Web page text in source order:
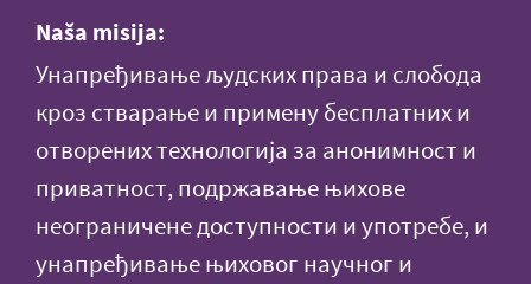
Naša misija:
Унапређивање људских права и слобода
кроз стварање и примену бесплатних и
отворених технологија за анонимност и
приватност, подржавање њихове
неограничене доступности и употребе, и
унапређивање њиховог научног и